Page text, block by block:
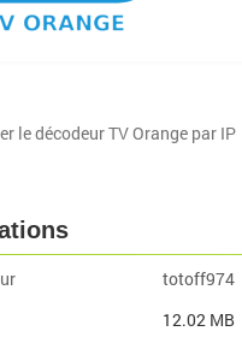
le décodeur TV Orange par IP
totoff974
12.02 MB